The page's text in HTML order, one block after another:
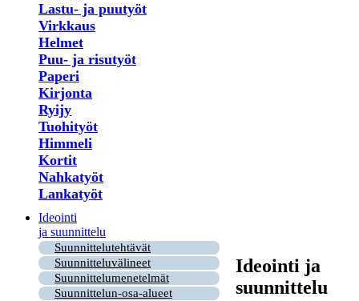
Lastu- ja puutyöt
Virkkaus
Helmet
Puu- ja risutyöt
Paperi
Kirjonta
Ryijy
Tuohityöt
Himmeli
Kortit
Nahkatyöt
Lankatyöt
Ideointi
ja suunnittelu
Suunnittelutehtävät
Suunnitteluvälineet
Suunnittelumenetelmät
Suunnittelun-osa-alueet
Ideointi ja
suunnittelu